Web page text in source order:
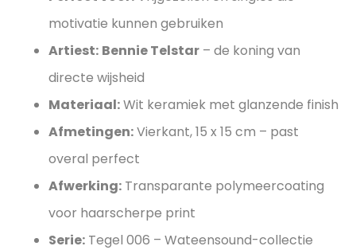
motivatie kunnen gebruiken
Artiest: Bennie Telstar – de koning van
directe wijsheid
Materiaal:Wit keramiek met glanzende finish
Afmetingen:Vierkant, 15 x 15 cm – past
overal perfect
Afwerking: Transparante polymeercoating
voor haarscherpe print
Serie: Tegel 006 – Wateensound-collectie